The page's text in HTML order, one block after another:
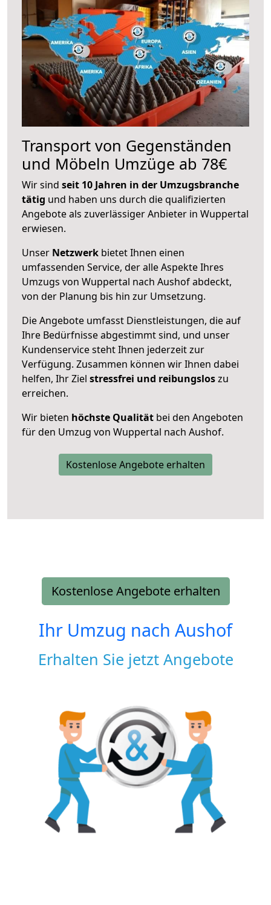
Transport von Gegenständen
und Möbeln Umzüge ab 78€
Wir sind seit 10 Jahren in der Umzugsbranche
tätig und haben uns durch die qualifizierten
Angebote als zuverlässiger Anbieter in Wuppertal
erwiesen.
Unser Netzwerk bietet Ihnen einen
umfassenden Service, der alle Aspekte Ihres
Umzugs von Wuppertal nach Aushof abdeckt,
von der Planung bis hin zur Umsetzung.
Die Angebote umfasst Dienstleistungen, die auf
Ihre Bedürfnisse abgestimmt sind, und unser
Kundenservice steht Ihnen jederzeit zur
Verfügung. Zusammen können wir Ihnen dabei
helfen, Ihr Ziel stressfrei und reibungsloszu
erreichen.
Wir bieten höchste Qualität bei den Angeboten
für den Umzug von Wuppertal nach Aushof.
Kostenlose Angebote erhalten
Kostenlose Angebote erhalten
Ihr Umzug nach Aushof
Erhalten Sie jetzt Angebote